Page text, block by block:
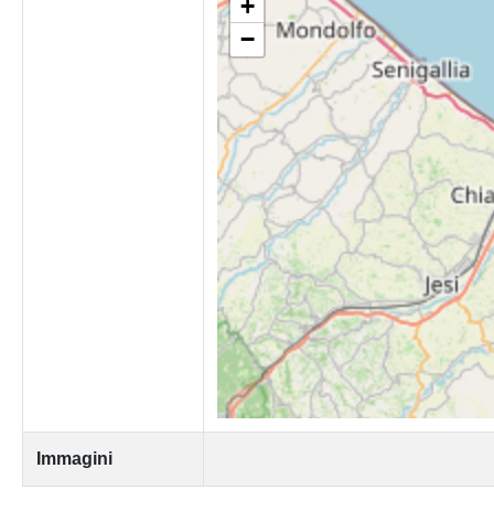
+
−
Immagini